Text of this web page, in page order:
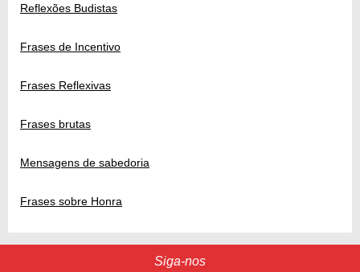
Reflexões Budistas
Frases de Incentivo
Frases Reflexivas
Frases brutas
Mensagens de sabedoria
Frases sobre Honra
Siga-nos